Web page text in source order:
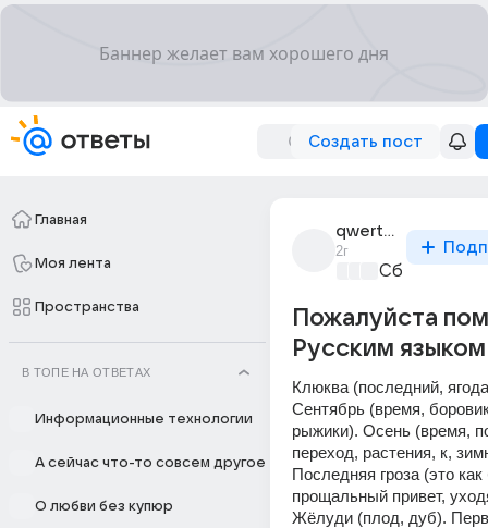
Создать пост
Главная
Моя лента
Пространства
В ТОПЕ НА ОТВЕТАХ
Информационные технологии
А сейчас что-то совсем другое
О любви без купюр
qwerty_kdjs
2г
Сборная
Пожалуйста
Русским
Клюква (последний,
Сентябрь (время,
рыжики). Осень (время,
переход, растения, к,
Последняя гроза (это
прощальный привет,
Жёлуди (плод, дуб).